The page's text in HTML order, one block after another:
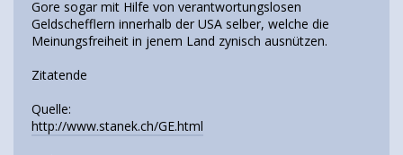
Gore sogar mit Hilfe von verantwortungslosen
Geldschefflern innerhalb der USA selber, welche die
Meinungsfreiheit in jenem Land zynisch ausnützen.
Zitatende
Quelle:
http://www.stanek.ch/GE.html